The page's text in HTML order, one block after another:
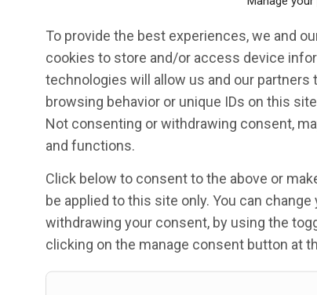
To provide the best experiences, we and
cookies to store and/or access device
technologies will allow us and our
browsing behavior or unique IDs on this
Not consenting or withdrawing consent,
and functions.
Click below to consent to the above or
be applied to this site only. You can
withdrawing your consent, by using the
clicking on the manage consent button at
Ejneby
för att påverka
Fredrik Elinder